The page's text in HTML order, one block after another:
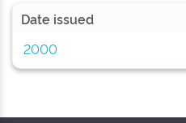
Date issued
2000